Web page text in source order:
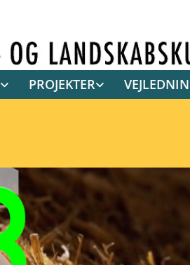
PROJEKTER